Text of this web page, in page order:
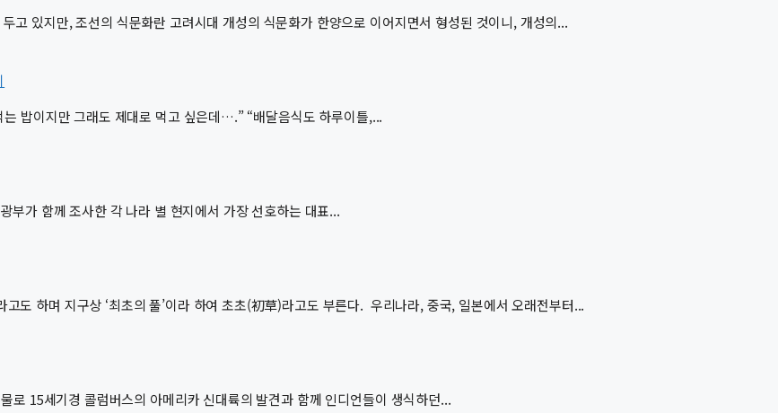
고 있지만, 조선의 식문화란 고려시대 개성의 식문화가 한양으로 이어지면서 형성된 것이니, 개성의...
밥이지만 그래도 제대로 먹고 싶은데….” “배달음식도 하루이틀,...
가 함께 조사한 각 나라 별 현지에서 가장 선호하는 대표...
하며 지구상 ‘최초의 풀’이라 하여 초초(初草)라고도 부른다. 우리나라, 중국, 일본에서 오래전부터...
15세기경 콜럼버스의 아메리카 신대륙의 발견과 함께 인디언들이 생식하던...